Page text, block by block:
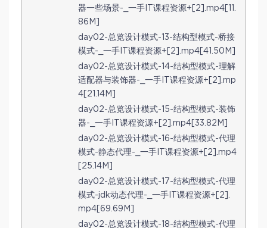
器一些场景-_一手IT课程资源+[2].mp4[11.
86M]
day02-总览设计模式-13-结构型模式-桥接
模式-_一手IT课程资源+[2].mp4[41.50M]
day02-总览设计模式-14-结构型模式-理解
适配器与装饰器-_一手IT课程资源+[2].mp
4[21.14M]
day02-总览设计模式-15-结构型模式-装饰
器-_一手IT课程资源+[2].mp4[33.82M]
day02-总览设计模式-16-结构型模式-代理
模式-静态代理-_一手IT课程资源+[2].mp4
[25.14M]
day02-总览设计模式-17-结构型模式-代理
模式-jdk动态代理-_一手IT课程资源+[2].
mp4[69.69M]
day02-总览设计模式-18-结构型模式-代理